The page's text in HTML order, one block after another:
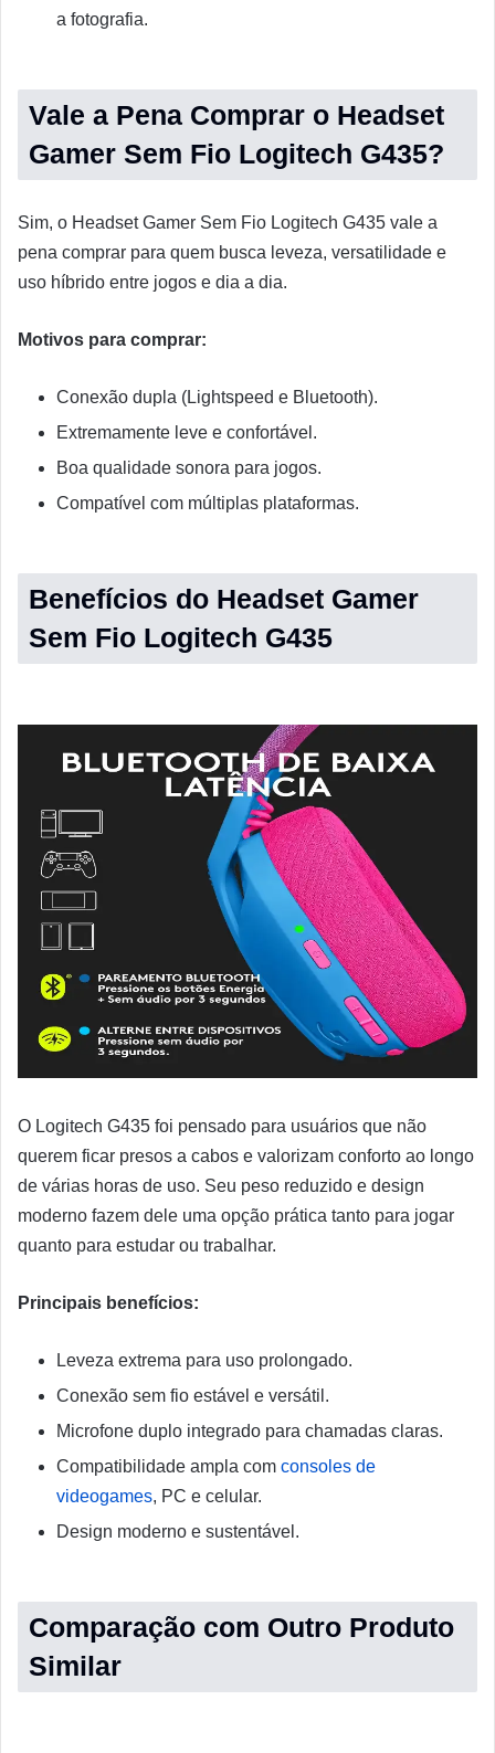
a fotografia.
Vale a Pena Comprar o Headset
Gamer Sem Fio Logitech G435?
Sim, o Headset Gamer Sem Fio Logitech G435 vale a
pena comprar para quem busca leveza, versatilidade e
uso híbrido entre jogos e dia a dia.
Motivos para comprar:
Conexão dupla (Lightspeed e Bluetooth).
Extremamente leve e confortável.
Boa qualidade sonora para jogos.
Compatível com múltiplas plataformas.
Benefícios do Headset Gamer
Sem Fio Logitech G435
O Logitech G435 foi pensado para usuários que não
querem ficar presos a cabos e valorizam conforto ao longo
de várias horas de uso. Seu peso reduzido e design
moderno fazem dele uma opção prática tanto para jogar
quanto para estudar ou trabalhar.
Principais benefícios:
Leveza extrema para uso prolongado.
Conexão sem fio estável e versátil.
Microfone duplo integrado para chamadas claras.
Compatibilidade ampla com consoles de
videogames, PC e celular.
Design moderno e sustentável.
Comparação com Outro Produto
Similar